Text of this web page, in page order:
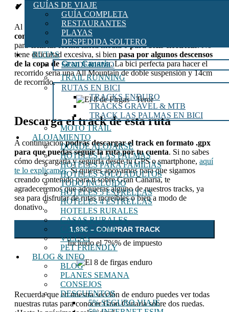
GUÍAS DE VIAJE
GUÍA COMPLETA
RESTAURANTES
PLAYAS
DESPEDIDA SOLTERO
RUTAS
SENDERISMO
TRAIL RUNNING
RUTAS EN BICI
TRACKS ENDURO
TRACKS GRAVEL & MTB
TRACK LAS PALMAS EN BICI
MOTO TRAIL
ALOJAMIENTO
DÓNDE ALOJARSE
HOTELES LAS PALMAS
HOTELES PARA FAMILIAS
HOTELES SOLO ADULTOS
TODO INCLUIDO
HOTELES 5 ESTRELLAS
HOTELES 4 ESTRELLAS
HOTELES RURALES
CASAS RURALES
CASAS CUEVA
VILLAS
PET FRIENDLY
BLOG & INFO
BLOG
PLANES SEMANA
CONSEJOS
DESCUENTOS
5% SEGURO VIAJE
✔ A tener en cuenta antes de hacer la ruta
Al ser larga, es importante que llevemos
comida/agua suficiente para completarla
para
ciclistas forma física media o para bicis eléctricas
tiene dificultad excesiva, si bien pasa por algunos descensos
de la copa de Gran Canaria. La bici perfecta para hacer el
recorrido sería una All Mountain de doble suspensión y 14cm
de recorrido.
Descarga el track de esta ruta
A continuaciónpodrás descargar el track en formato .gpx
para que puedas seguir la ruta por tu cuenta. Si no sabes
cómo descargarla y seguirla desde tu GPS o smartphone, aquí
te lo explicamos. Si quieres apoyarnos para que sigamos
creando contenido para ti sobre Gran Canaria, te
agradeceremos que adquieras alguno de nuestros tracks, ya
sea para disfrutar de rutas increíbles o bien a modo de
donativo.
1,99€ – COMPRAR TRACK
Incluido el 7%% de impuesto
Recuerda que en nuestra sección de enduro puedes ver todas
nuestras rutas para conocer Gran Canaria sobre dos ruedas.